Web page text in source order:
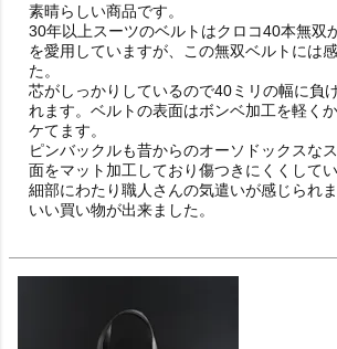
素晴らしい商品です。
30年以上スーツのベルトはクロコ40本無双
を愛用していますが、この無双ベルトには
た。
芯がしっかりしているので40ミリの幅に負
れます。ベルトの表面はボンベ加工を軽く
ケてます。
ピンバックルも昔からのオーソドックスな
面をマット加工しており傷つきにくくしてい
細部にわたり職人さんの気遣いが感じられま
いい買い物が出来ました。